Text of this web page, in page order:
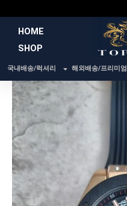
건
너
HOME
SHOP
국내배송/럭셔리 해외배송/프리미엄